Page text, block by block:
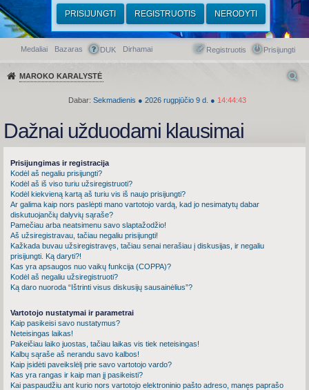
Greitasis meniu
Medaliai Bazaras DUK Dirhamai Prisijungti
Registruotis
MAROKO KARALYSTĖ
Dabar: Sekmadienis ● 2026 rugpjūčio 9 d. ● 14:44:43
PRISIJUNGTI REGISTRUOTIS NERODYTI
Dažnai užduodami klausimai
Prisijungimas ir registracija
Kodėl aš negaliu prisijungti?
Kodėl aš iš viso turiu užsiregistruoti?
Kodėl kiekvieną kartą aš turiu vis iš naujo prisijungti?
Ar galima kaip nors paslėpti mano vartotojo vardą, kad jo nesimatytų dabar
diskutuojančių dalyvių sąraše?
Pamečiau arba neatsimenu savo slaptažodžio!
Aš užsiregistravau, tačiau negaliu prisijungti!
Kažkada buvau užsiregistravęs, tačiau senai nerašiau į diskusijas, ir negaliu
prisijungti. Ką daryti?!
Kas yra apsaugos nuo vaikų funkcija (COPPA)?
Kodėl aš negaliu užsiregistruoti?
Ką daro nuoroda “Ištrinti visus diskusijų sausainėlius”?
Vartotojo nustatymai ir parametrai
Kaip pasikeisi savo nustatymus?
Neteisingas laikas!
Pakeičiau laiko juostas, tačiau laikas vis tiek neteisingas!
Kalbų sąraše aš nerandu savo kalbos!
Kaip įsidėti paveikslėlį prie savo vartotojo vardo?
Kas yra rangas ir kaip man jį pasikeisti?
Kai paspaudžiu ant kurio nors vartotojo elektroninio pašto adreso, manęs paprašo